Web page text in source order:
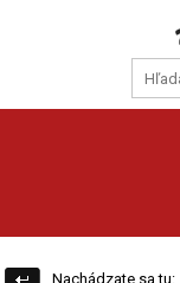
Nachádzate sa tu: